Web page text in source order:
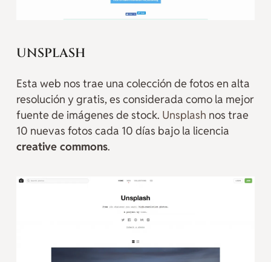
UNSPLASH
Esta web nos trae una colección de fotos en alta
resolución y gratis, es considerada como la mejor
fuente de imágenes de stock. Unsplash nos trae
10 nuevas fotos cada 10 días bajo la licencia
creative commons.